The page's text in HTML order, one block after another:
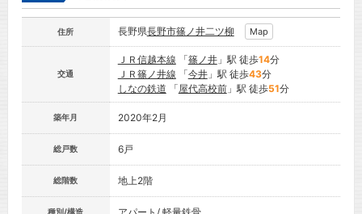
住所 長野県長野市篠ノ井二ツ柳 Map
交通
ＪＲ信越本線 「篠ノ井」駅 徒歩14分
ＪＲ篠ノ井線 「今井」駅 徒歩43分
しなの鉄道 「屋代高校前」駅 徒歩51分
築年月 2020年2月
総戸数 6戸
総階数 地上2階
種別/構造